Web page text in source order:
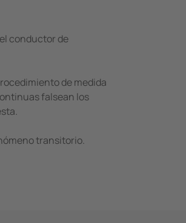
conductor de
de medida
falsean los
transitorio.